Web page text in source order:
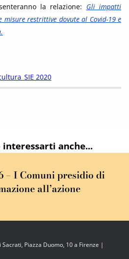
la relazione: Gli impatti
restrittive dovute al Covid-19 e
2020
anche...
– I Comuni presidio di
all’azione
Piazza Duomo, 10 a Firenze |